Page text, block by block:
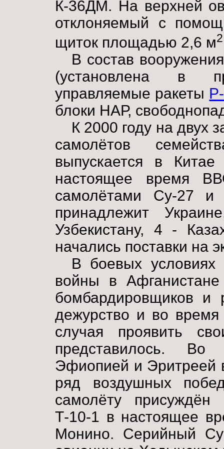
К-36ДМ. На верхней
отклоняемый с
щиток площадью 2,6 м2
В состав
(установлена в
управляемые ракеты
блоки НАР,
К 2000 году на двух
самолётов
выпускается в
настоящее время
самолётами Су-27
принадлежит
Узбекистану, 4 -
начались поставки на
В боевых
войны в
бомбардировщиков и
дежурство и во
случая проявить
представилось.
Эфиопией и Эритреей
ряд воздушных
самолёту присуждён
Т-10-1 в настоящее
Монино. Серийный